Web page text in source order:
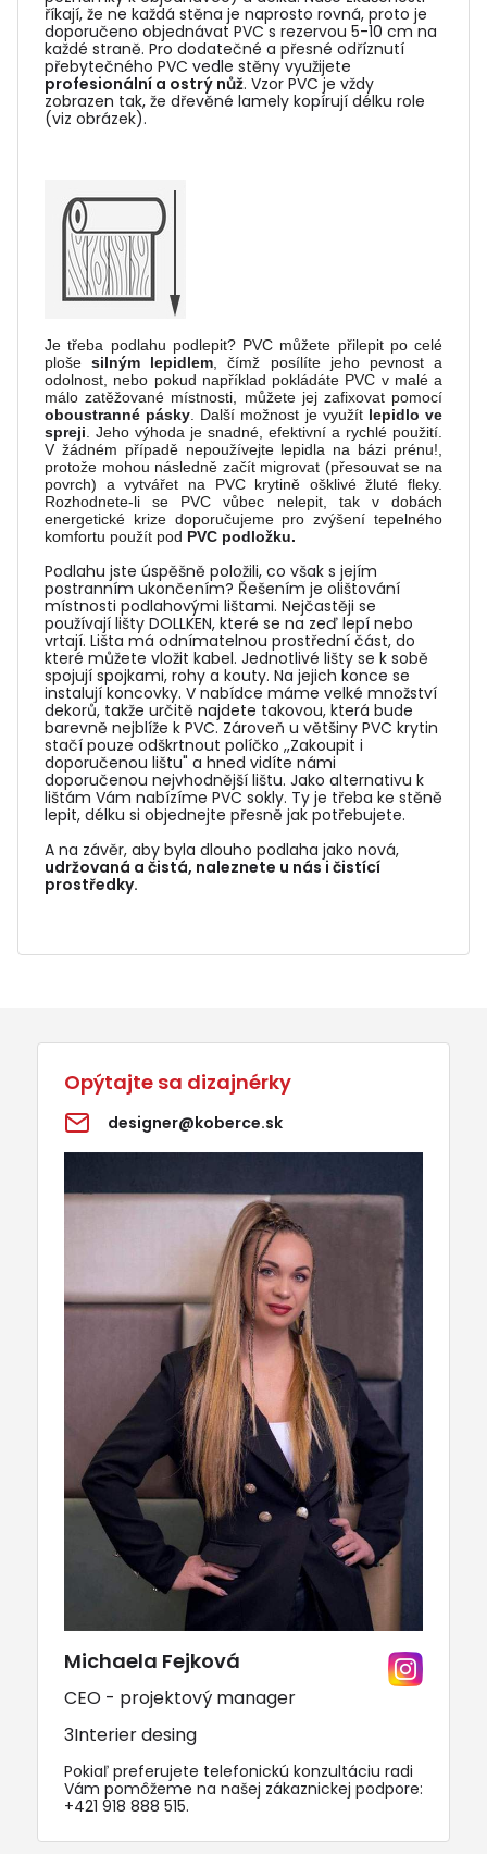
říkají, že ne každá stěna je naprosto rovná, proto je
doporučeno objednávat PVC s rezervou 5-10 cm na
každé straně. Pro dodatečné a přesné odříznutí
přebytečného PVC vedle stěny využijete
profesionální a ostrý nůž. Vzor PVC je vždy
zobrazen tak, že dřevěné lamely kopírují délku role
(viz obrázek).
Je třeba podlahu podlepit? PVC můžete přilepit po celé
plošesilným lepidlem, čímž posílíte jeho pevnost a
odolnost, nebo pokud například pokládáte PVC v malé a
málo zatěžované místnosti, můžete jej zafixovat pomocí
oboustranné pásky. Další možnost je využít lepidlo ve
spreji. Jeho výhoda je snadné, efektivní a rychlé použití.
V žádném případě nepoužívejte lepidla na bázi prénu!,
protože mohou následně začít migrovat (přesouvat se na
povrch) a vytvářet na PVC krytině ošklivé žluté fleky.
Rozhodnete-li se PVC vůbec nelepit, tak v dobách
energetické krize doporučujeme pro zvýšení tepelného
komfortu použít pod PVC podložku.
Podlahu jste úspěšně položili, co však s jejím
postranním ukončením? Řešením je olištování
místnosti podlahovými lištami. Nejčastěji se
používají lišty DOLLKEN, které se na zeď lepí nebo
vrtají. Lišta má odnímatelnou prostřední část, do
které můžete vložit kabel. Jednotlivé lišty se k sobě
spojují spojkami, rohy a kouty. Na jejich konce se
instalují koncovky. V nabídce máme velké množství
dekorů, takže určitě najdete takovou, která bude
barevně nejblíže k PVC. Zároveň u většiny PVC krytin
stačí pouze odškrtnout políčko ,,Zakoupit i
doporučenou lištu" a hned vidíte námi
doporučenou nejvhodnější lištu. Jako alternativu k
lištám Vám nabízíme PVC sokly. Ty je třeba ke stěně
lepit, délku si objednejte přesně jak potřebujete.
A na závěr, aby byla dlouho podlaha jako nová,
udržovaná a čistá, naleznete u nás i čistící
prostředky.
Opýtajte sa dizajnérky
designer@koberce.sk
Michaela Fejková
CEO - projektový manager
3Interier desing
Pokiaľ preferujete telefonickú konzultáciu radi
Vám pomôžeme na našej zákaznickej podpore:
+421 918 888 515.